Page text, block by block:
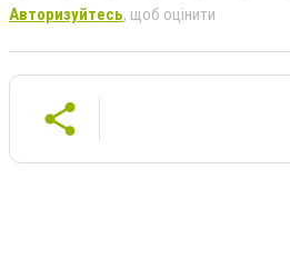
Авторизуйтесь, щоб оцінити